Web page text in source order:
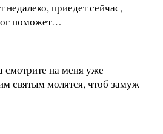
недалеко, приедет сейчас,
поможет…
смотрите на меня уже
святым молятся, чтоб замуж